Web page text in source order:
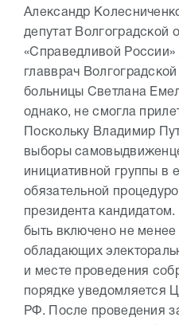
Александр
депутат Волгоградской
«Справедливой
главврач
больницы Светлана
однако, не смогла
Поскольку Владимир
выборы
инициативной группы в
обязательной
президента
быть включено не менее
обладающих
и месте проведения
порядке уведомляется
РФ. После проведения